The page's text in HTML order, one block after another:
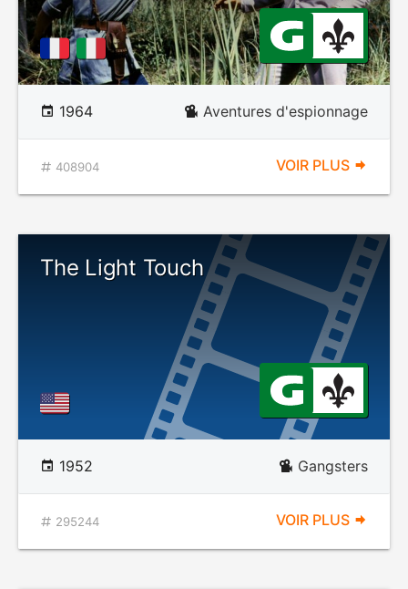
1964 Aventures d'espionnage
408904 VOIR PLUS
The Light Touch
1952 Gangsters
295244 VOIR PLUS